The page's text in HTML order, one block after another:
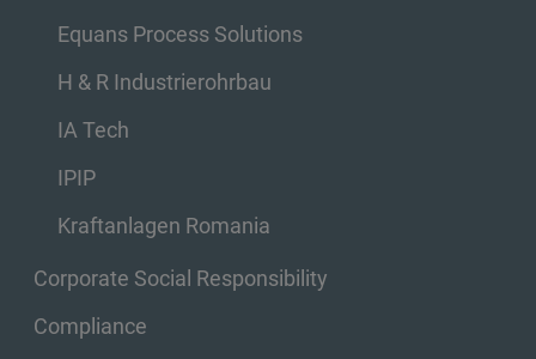
Equans Process Solutions
H & R Industrierohrbau
IA Tech
IPIP
Kraftanlagen Romania
Corporate Social Responsibility
Compliance